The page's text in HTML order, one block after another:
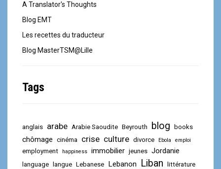
A Translator's Thoughts
Blog EMT
Les recettes du traducteur
Blog MasterTSM@Lille
Tags
anglais arabe Arabie Saoudite Beyrouth blog books
chômage cinéma crise culture divorce Ebola emploi
employment happiness immobilier jeunes Jordanie
language langue Lebanese Lebanon Liban littérature